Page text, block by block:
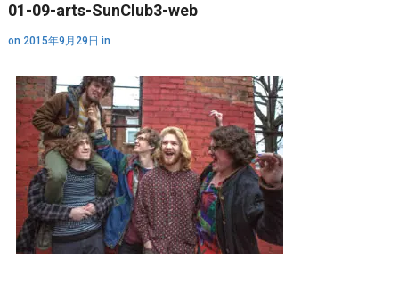
01-09-arts-SunClub3-web
on 2015年9月29日 in